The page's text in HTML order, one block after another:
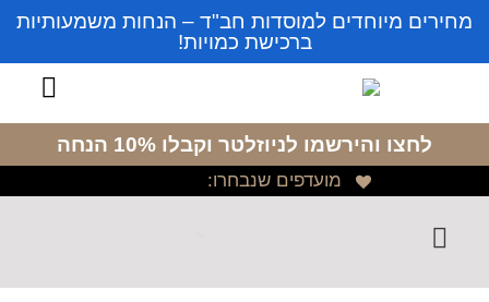
מחירים מיוחדים למוסדות חב"ד – הנחות משמעותיות
ברכישת כמויות!
לחצו והירשמו לניוזלטר וקבלו 10% הנחה
מועדפים שנבחרו: